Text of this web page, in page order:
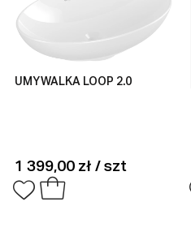
UMYWALKA LOOP 2.0
1 399,00 zł / szt